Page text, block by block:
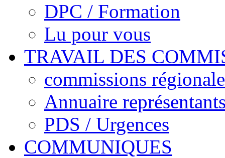
DPC / Formation
Lu pour vous
TRAVAIL DES
commissions
Annuaire
PDS / Urgences
COMMUNIQUES